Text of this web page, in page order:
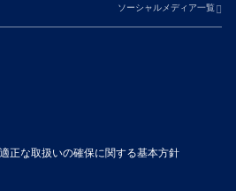
ソーシャルメディア一覧
正な取扱いの確保に関する基本方針